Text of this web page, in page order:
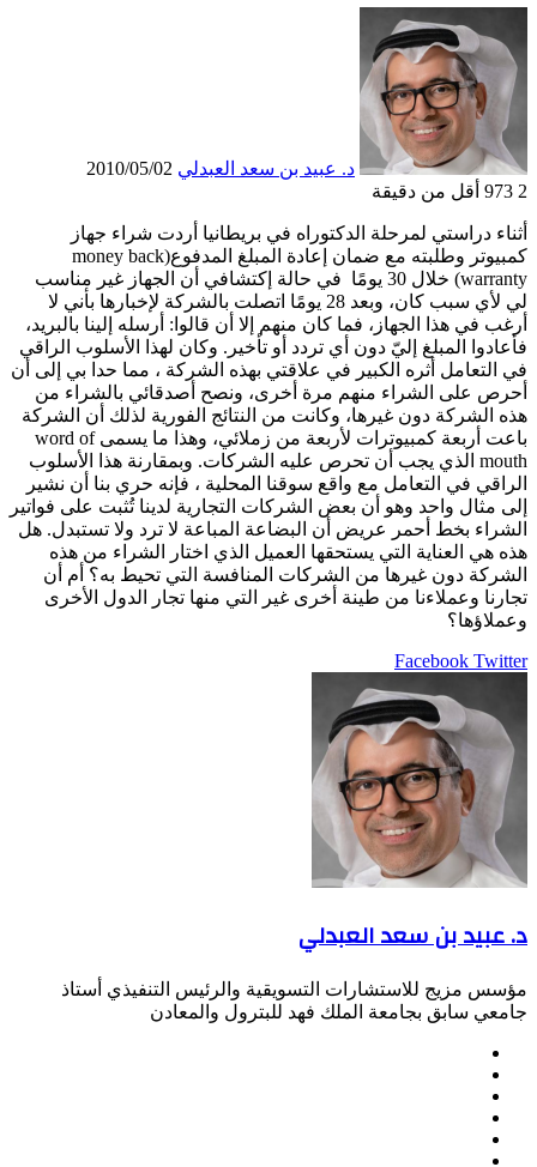
د. عبيد بن سعد العبدلي 2010/05/02
2
أقل من دقيقة
أثناء دراستي لمرحلة الدكتوراه في بريطانيا أردت شراء جهاز
كمبيوتر وطلبته مع ضمان إعادة المبلغ المدفوع(money back
warranty) خلال 30 يومًا في حالة إكتشافي أن الجهاز غير مناسب
لي لأي سبب كان، وبعد 28 يومًا اتصلت بالشركة لإخبارها بأني لا
أرغب في هذا الجهاز، فما كان منهم إلا أن قالوا: أرسله إلينا بالبريد،
فأعادوا المبلغ إليّ دون أي تردد أو تأخير. وكان لهذا الأسلوب الراقي
في التعامل أثره الكبير في علاقتي بهذه الشركة ، مما حدا بي إلى أن
أحرص على الشراء منهم مرة أخرى، ونصح أصدقائي بالشراء من
هذه الشركة دون غيرها، وكانت من النتائج الفورية لذلك أن الشركة
باعت أربعة كمبيوترات لأربعة من زملائي، وهذا ما يسمى word of
mouth الذي يجب أن تحرص عليه الشركات. وبمقارنة هذا الأسلوب
الراقي في التعامل مع واقع سوقنا المحلية ، فإنه حري بنا أن نشير
إلى مثال واحد وهو أن بعض الشركات التجارية لدينا تُثبت على فواتير
الشراء بخط أحمر عريض أن البضاعة المباعة لا ترد ولا تستبدل. هل
هذه هي العناية التي يستحقها العميل الذي اختار الشراء من هذه
الشركة دون غيرها من الشركات المنافسة التي تحيط به؟ أم أن
تجارنا وعملاءنا من طينة أخرى غير التي منها تجار الدول الأخرى
وعملاؤها؟
Facebook Twitter
LinkedIn
Pinterest
مشاركة
عبر
البريد
طباعة
د. عبيد بن سعد العبدلي
مؤسس مزيج للاستشارات التسويقية والرئيس التنفيذي أستاذ
جامعي سابق بجامعة الملك فهد للبترول والمعادن